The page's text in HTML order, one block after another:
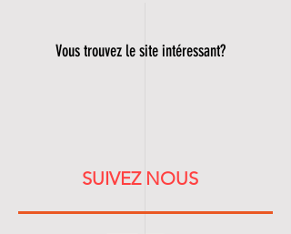
Vous trouvez le site intéressant?
SUIVEZ NOUS